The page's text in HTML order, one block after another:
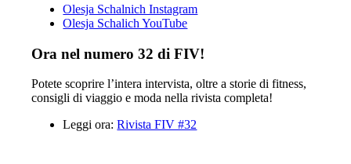
Olesja Schalnich Instagram
Olesja Schalich YouTube
Ora nel numero 32 di FIV!
Potete scoprire l’intera intervista, oltre a storie di fitness,
consigli di viaggio e moda nella rivista completa!
Leggi ora:Rivista FIV #32